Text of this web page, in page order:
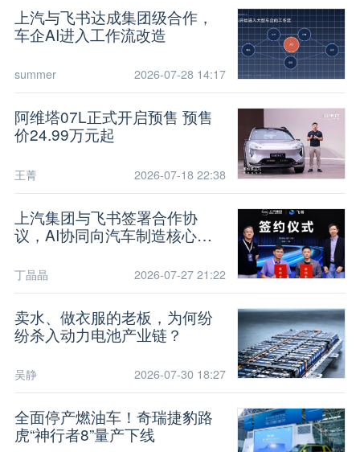
上汽与飞书达成集团级合作，
车企AI进入工作流改造
summer 2026-07-28 14:17
阿维塔07L正式开启预售 预售
价24.99万元起
王菁 2026-07-18 22:38
上汽集团与飞书签署合作协
议，AI协同向汽车制造核心链
丁晶晶 2026-07-27 21:22
卖水、做衣服的老板，为何纷
纷杀入动力电池产业链？
吴静 2026-07-30 18:27
全面停产燃油车！奇瑞捷豹路
虎“神行者8”量产下线